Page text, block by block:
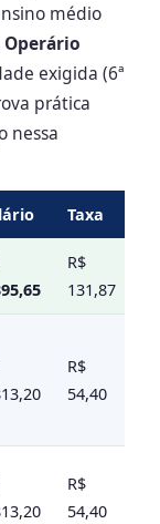
médio
Operário
exigida (6ª
prática
nessa
Taxa
R$
131,87
R$
54,40
R$
54,40